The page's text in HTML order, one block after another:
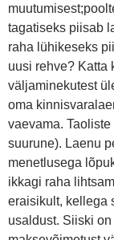
tagatiseks piisab
raha lühikeseks
uusi rehve? Katta
väljaminekutest
oma
vaevama.
suurune). Laenu
menetlusega
ikkagi raha
eraisikult, kellega
usaldust. Siiski